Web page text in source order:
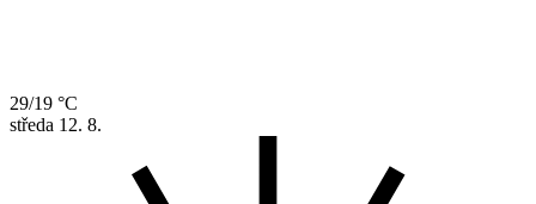
29/19 °C
středa 12. 8.